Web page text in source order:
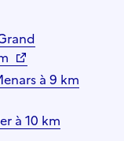
à 9 km
à 10 km